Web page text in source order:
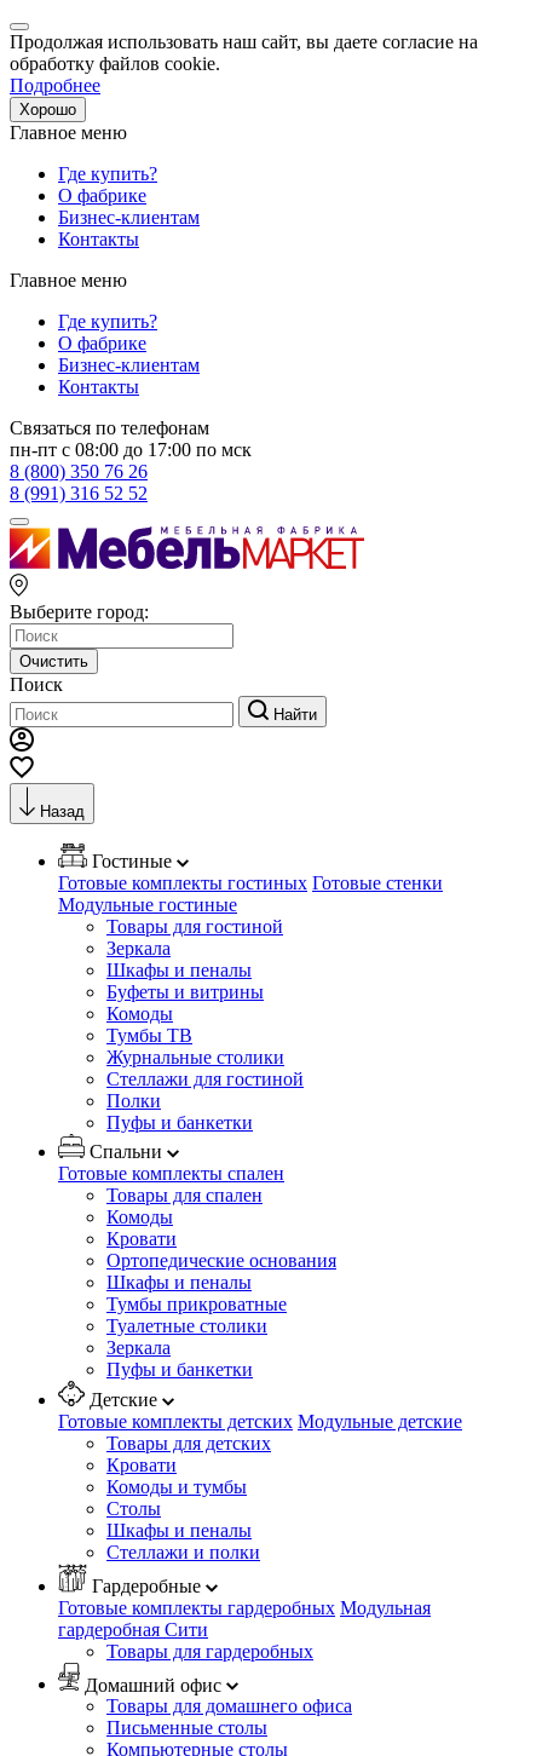
Продолжая использовать наш сайт, вы даете согласие на
обработку файлов cookie.
Подробнее
Хорошо
Главное меню
Где купить?
О фабрике
Бизнес-клиентам
Контакты
Главное меню
Где купить?
О фабрике
Бизнес-клиентам
Контакты
Связаться по телефонам
пн-пт с 08:00 до 17:00 по мск
8 (800) 350 76 26
8 (991) 316 52 52
Выберите город:
Очистить
Поиск
Найти
Назад
Гостиные
Готовые комплекты гостиных Готовые стенки
Модульные гостиные
Товары для гостиной
Зеркала
Шкафы и пеналы
Буфеты и витрины
Комоды
Тумбы ТВ
Журнальные столики
Стеллажи для гостиной
Полки
Пуфы и банкетки
Спальни
Готовые комплекты спален
Товары для спален
Комоды
Кровати
Ортопедические основания
Шкафы и пеналы
Тумбы прикроватные
Туалетные столики
Зеркала
Пуфы и банкетки
Детские
Готовые комплекты детских Модульные детские
Товары для детских
Кровати
Комоды и тумбы
Столы
Шкафы и пеналы
Стеллажи и полки
Гардеробные
Готовые комплекты гардеробных Модульная
гардеробная Сити
Товары для гардеробных
Домашний офис
Товары для домашнего офиса
Письменные столы
Компьютерные столы